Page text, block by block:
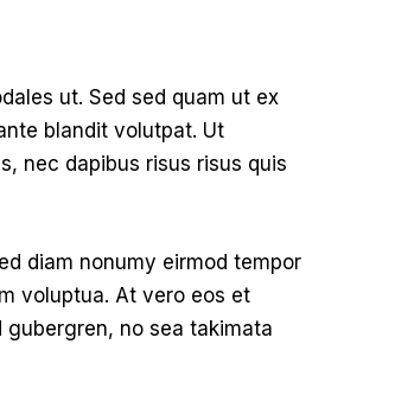
ut. Sed sed quam ut ex
blandit volutpat. Ut
nec dapibus risus risus quis
diam nonumy eirmod tempor
voluptua. At vero eos et
no sea takimata